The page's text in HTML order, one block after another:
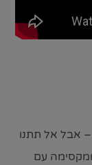
אל תתנו
עם